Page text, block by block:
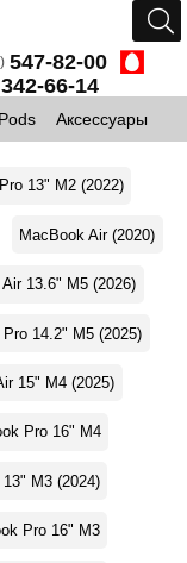
547-82-00
342-66-14
Аксессуары
13" M2 (2022)
MacBook Air (2020)
13.6" M5 (2026)
14.2" M5 (2025)
15" M4 (2025)
Pro 16" M4
M3 (2024)
Pro 16" M3